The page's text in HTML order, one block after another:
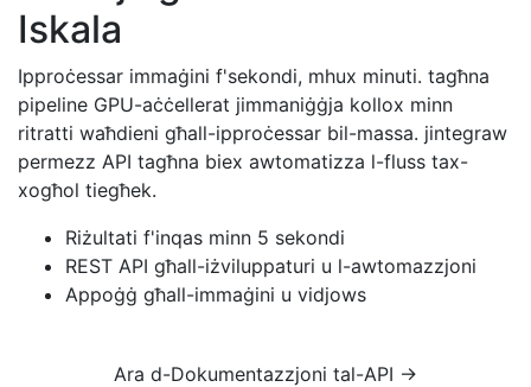
Iskala
Ipproċessar immaġini f'sekondi, mhux minuti. tagħna
pipeline GPU-aċċellerat jimmaniġġja kollox minn
ritratti waħdieni għall-ipproċessar bil-massa. jintegraw
permezz API tagħna biex awtomatizza l-fluss tax-
xogħol tiegħek.
Riżultati f'inqas minn 5 sekondi
REST API għall-iżviluppaturi u l-awtomazzjoni
Appoġġ għall-immaġini u vidjows
Ara d-Dokumentazzjoni tal-API →